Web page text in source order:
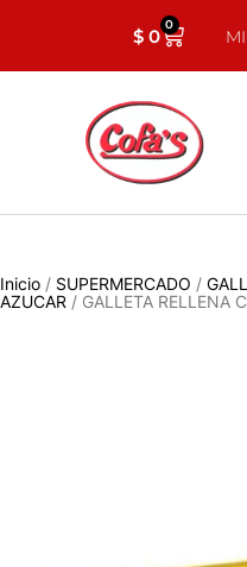
$0 0
Inicio / SUPERMERCADO /
AZUCAR / GALLETA RELLENA